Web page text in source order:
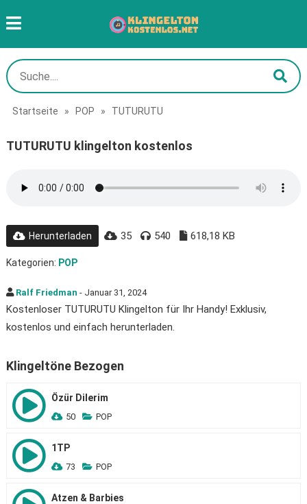
Startseite » POP » TUTURUTU
TUTURUTU klingelton kostenlos
Herunterladen 35 540 618,18 KB
Kategorien: POP
Ralf Friedman - Januar 31, 2024
Kostenloser TUTURUTU Klingelton für Ihr Handy! Exklusiv,
kostenlos und einfach herunterladen.
Klingeltöne Bezogen
Özür Dilerim
50 POP
1TP
73 POP
Atzen & Barbies